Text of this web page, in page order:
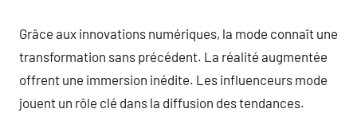
Grâce aux innovations numériques, la mode connaît une
transformation sans précédent. La réalité augmentée
offrent une immersion inédite. Les influenceurs mode
jouent un rôle clé dans la diffusion des tendances.